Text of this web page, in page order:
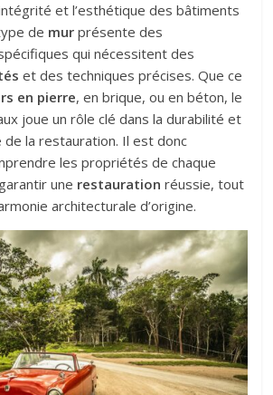
et l’esthétique des bâtiments
de mur présente des
qui nécessitent des
et des techniques précises. Que ce
en pierre, en brique, ou en béton, le
joue un rôle clé dans la durabilité et
de la restauration. Il est donc
les propriétés de chaque
une restauration réussie, tout
architecturale d’origine.